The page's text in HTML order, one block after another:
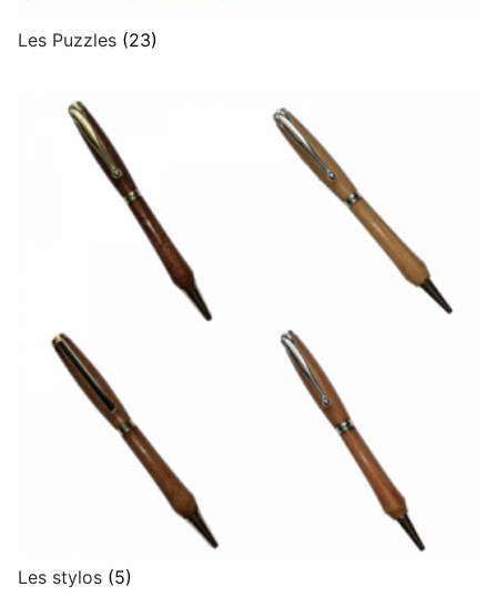
Les Puzzles (23)
Les stylos (5)